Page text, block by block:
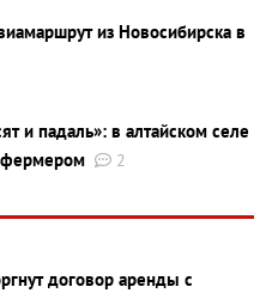
из Новосибирска в
и падаль»: в алтайском селе
фермером
2
договор аренды с